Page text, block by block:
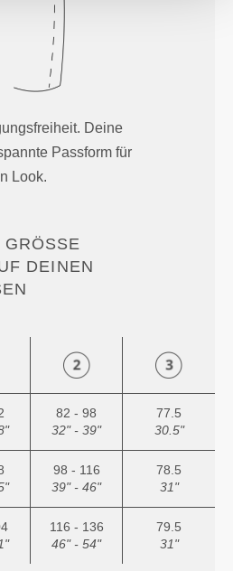
Deine
Passform für
Look.
B
DEINEN K
82 - 98
32" - 39"
77.5
30.5"
98 - 116
39" - 46"
78.5
31"
116 - 136
46" - 54"
79.5
31"